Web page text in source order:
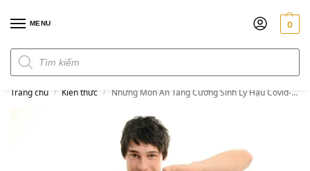
MENU 0
Trang chủ / Kiến thức / Những Món Ăn Tăng Cường Sinh Lý Hậu Covid-19